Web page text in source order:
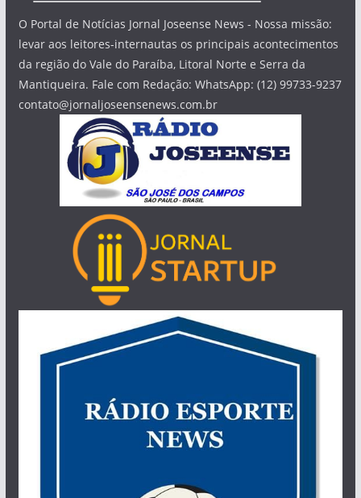
O Portal de Notícias Jornal Joseense News - Nossa missão:
levar aos leitores-internautas os principais acontecimentos
da região do Vale do Paraíba, Litoral Norte e Serra da
Mantiqueira. Fale com Redação: WhatsApp: (12) 99733-9237
contato@jornaljoseensenews.com.br